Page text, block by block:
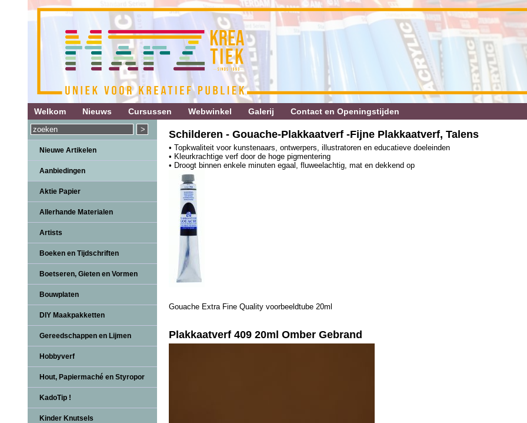
Welkom Nieuws Cursussen Webwinkel Galerij Contact en Openingstijden
Nieuwe Artikelen
Aanbiedingen
Aktie Papier
Allerhande Materialen
Artists
Boeken en Tijdschriften
Boetseren, Gieten en Vormen
Bouwplaten
DIY Maakpakketten
Gereedschappen en Lijmen
Hobbyverf
Hout, Papiermaché en Styropor
KadoTip !
Kinder Knutsels
Schilderen - Gouache‐Plakkaatverf ‐Fijne Plakkaatverf, Talens
• Topkwaliteit voor kunstenaars, ontwerpers, illustratoren en educatieve doeleinden
• Kleurkrachtige verf door de hoge pigmentering
• Droogt binnen enkele minuten egaal, fluweelachtig, mat en dekkend op
Gouache Extra Fine Quality voorbeeldtube 20ml
Plakkaatverf 409 20ml Omber Gebrand